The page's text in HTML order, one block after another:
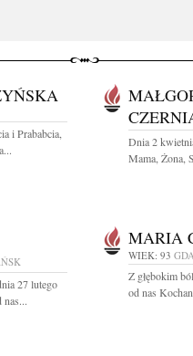
i Prababcia,
Dnia 2
Mama, Żona,
27 lutego
nas...
MARIA
WIEK: 93
Z głębokim
od nas